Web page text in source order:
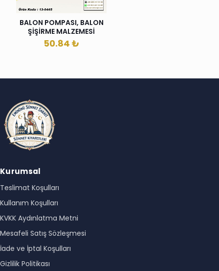
BALON POMPASI, BALON
ŞİŞİRME MALZEMESİ
50.84 ₺
Kurumsal
Teslimat Koşulları
Kullanım Koşulları
KVKK Aydınlatma Metni
Mesafeli Satış Sözleşmesi
İade ve İptal Koşulları
Gizlilik Politikası